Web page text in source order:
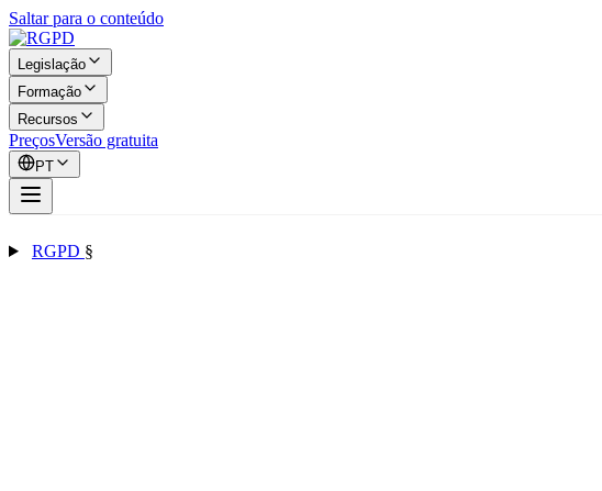
Saltar para o conteúdo
Legislação
Formação
Recursos
PreçosVersão gratuita
PT
RGPD §